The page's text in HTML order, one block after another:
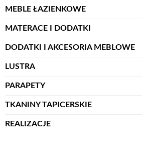
MEBLE ŁAZIENKOWE
MATERACE I DODATKI
DODATKI I AKCESORIA MEBLOWE
LUSTRA
PARAPETY
TKANINY TAPICERSKIE
REALIZACJE